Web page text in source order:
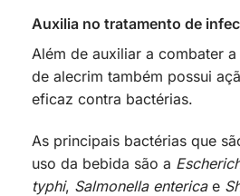
Auxilia no tratamento de
Além de auxiliar a combater
de alecrim também possui
eficaz contra bactérias.
As principais bactérias que
uso da bebida são a
typhi, Salmonella enterica e